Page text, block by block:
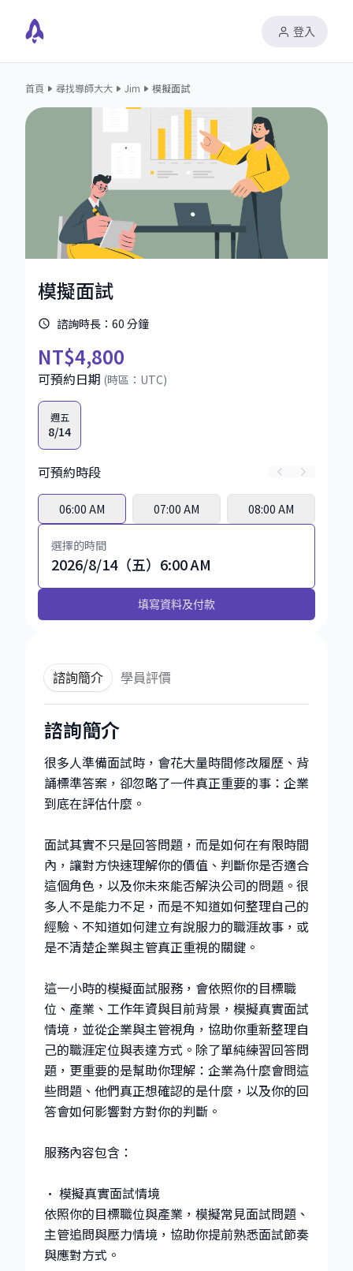
登入
首頁 尋找導師大大 Jim 模擬面試
模擬面試
諮詢時長： 60 分鐘
NT$4,800
可預約日期 (時區： UTC)
週五
8/14
可預約時段
06:00 AM 07:00 AM 08:00 AM
選擇的時間
2026/8/14（五）6:00 AM
填寫資料及付款
諮詢簡介 學員評價
諮詢簡介
很多人準備面試時，會花大量時間修改履歷、背
誦標準答案，卻忽略了一件真正重要的事：企業
到底在評估什麼。
面試其實不只是回答問題，而是如何在有限時間
內，讓對方快速理解你的價值、判斷你是否適合
這個角色，以及你未來能否解決公司的問題。很
多人不是能力不足，而是不知道如何整理自己的
經驗、不知道如何建立有說服力的職涯故事，或
是不清楚企業與主管真正重視的關鍵。
這一小時的模擬面試服務，會依照你的目標職
位、產業、工作年資與目前背景，模擬真實面試
情境，並從企業與主管視角，協助你重新整理自
己的職涯定位與表達方式。除了單純練習回答問
題，更重要的是幫助你理解：企業為什麼會問這
些問題、他們真正想確認的是什麼，以及你的回
答會如何影響對方對你的判斷。
服務內容包含：
• 模擬真實面試情境
依照你的目標職位與產業，模擬常見面試問題、
主管追問與壓力情境，協助你提前熟悉面試節奏
與應對方式。